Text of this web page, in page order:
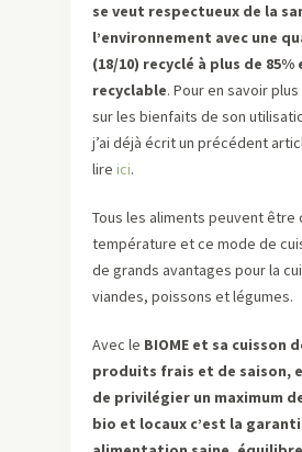
se veut respectueux de la
l’environnement avec une
(18/10) recyclé à plus de 85%
recyclable. Pour en savoir
sur les bienfaits de son
j’ai déjà écrit un précédent
lire ici.
Tous les aliments peuvent être
température et ce mode de
de grands avantages pour la
viandes, poissons et légumes.
Avec le BIOME et sa cuisson
produits frais et de saison,
de privilégier un maximum
bio et locaux c’est la